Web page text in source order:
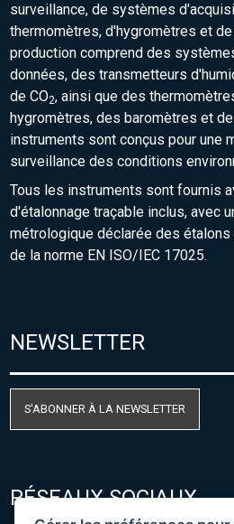
surveillance, de systèmes
thermomètres, d'hygromètres et
production comprend des
données, des transmetteurs
de CO2, ainsi que des
hygromètres, des baromètres et
instruments sont conçus pour une
surveillance des conditions
Tous les instruments sont fournis
d'étalonnage traçable inclus, avec
métrologique déclarée des
de la norme EN ISO/IEC 17025.
NEWSLETTER
S'ABONNER À LA NEWSLETTER
RÉSEAUX SOCIAUX